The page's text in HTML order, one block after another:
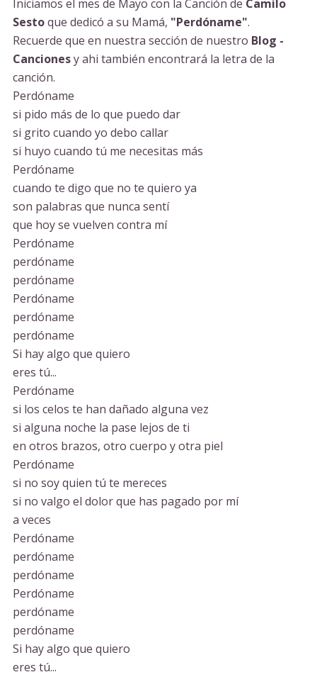
Iniciamos el mes de Mayo con la Canción de Camilo
Sestoque dedicó a su Mamá, "Perdóname".
Recuerde que en nuestra sección de nuestro Blog -
Cancionesy ahi también encontrará la letra de la
canción.
Perdóname
si pido más de lo que puedo dar
si grito cuando yo debo callar
si huyo cuando tú me necesitas más
Perdóname
cuando te digo que no te quiero ya
son palabras que nunca sentí
que hoy se vuelven contra mí
Perdóname
perdóname
perdóname
Perdóname
perdóname
perdóname
Si hay algo que quiero
eres tú...
Perdóname
si los celos te han dañado alguna vez
si alguna noche la pase lejos de ti
en otros brazos, otro cuerpo y otra piel
Perdóname
si no soy quien tú te mereces
si no valgo el dolor que has pagado por mí
a veces
Perdóname
perdóname
perdóname
Perdóname
perdóname
perdóname
Si hay algo que quiero
eres tú...